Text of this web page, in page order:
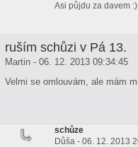
Asi půjdu za davem
ruším schůzi v Pá 13.
Martin - 06. 12. 2013 09:34:45
Velmi se omlouvám, ale mám
schůze
Důša - 06. 12. 2013